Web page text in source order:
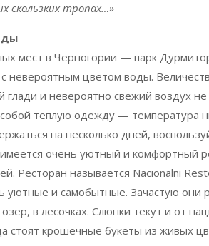
скользких тропах…»
мест в Черногории — парк
невероятным цветом воды.
и невероятно свежий воздух
собой теплую одежду — температура
на несколько дней,
очень уютный и комфортный
Ресторан называется Nacionalni
уютные и самобытные. Зачастую они
в лесочках. Слюнки текут и от
стоят крошечные букеты из живых